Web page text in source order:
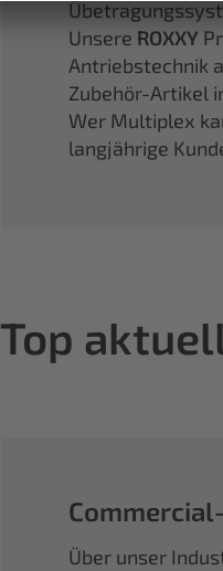
Unsere ROXXY
Antriebstechnik
Zubehör-Artikel
Wer Multiplex
langjährige
Top
Über unser